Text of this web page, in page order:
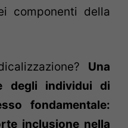
componenti della
Una
degli individui di
fondamentale:
inclusione nella